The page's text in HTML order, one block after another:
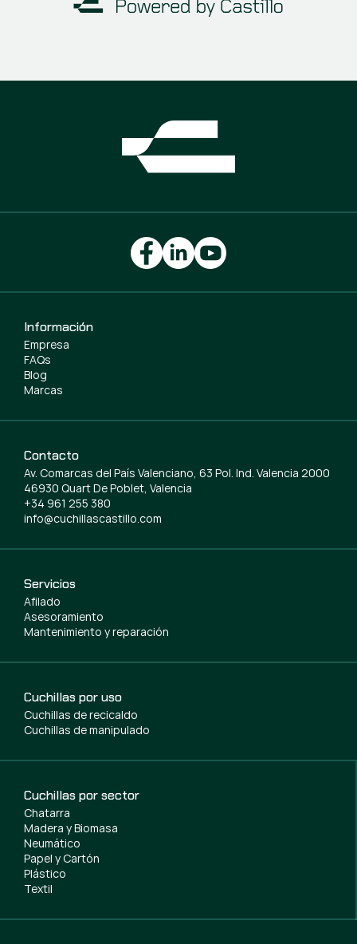
Servicios
Afilado
Asesoramiento
Mantenimiento y reparación
Cuchillas por uso
Cuchillas de recicaldo
Cuchillas de manipulado
Cuchillas por sector
Chatarra
Madera y Biomasa
Neumático
Papel y Cartón
Plástico
Textil
Información
Empresa
FAQs
Blog
Marcas
Contacto
Av. Comarcas del País Valenciano, 63 Pol. Ind. Valencia 2000
46930 Quart De Poblet, Valencia
+34 961 255 380
info@cuchillascastillo.com